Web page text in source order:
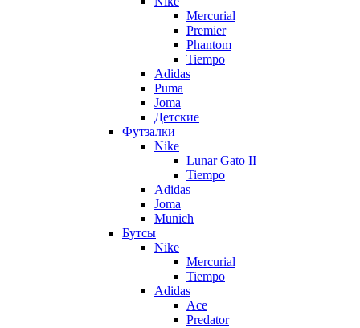
Mercurial
Premier
Phantom
Tiempo
Adidas
Puma
Joma
Детские
Футзалки
Nike
Lunar Gato II
Tiempo
Adidas
Joma
Munich
Бутсы
Nike
Mercurial
Tiempo
Adidas
Ace
Predator